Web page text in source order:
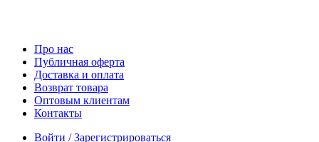
Про нас
Публичная оферта
Доставка и оплата
Возврат товара
Оптовым клиентам
Контакты
Войти / Зарегистрироваться